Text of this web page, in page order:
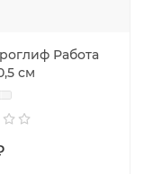
Работа
см